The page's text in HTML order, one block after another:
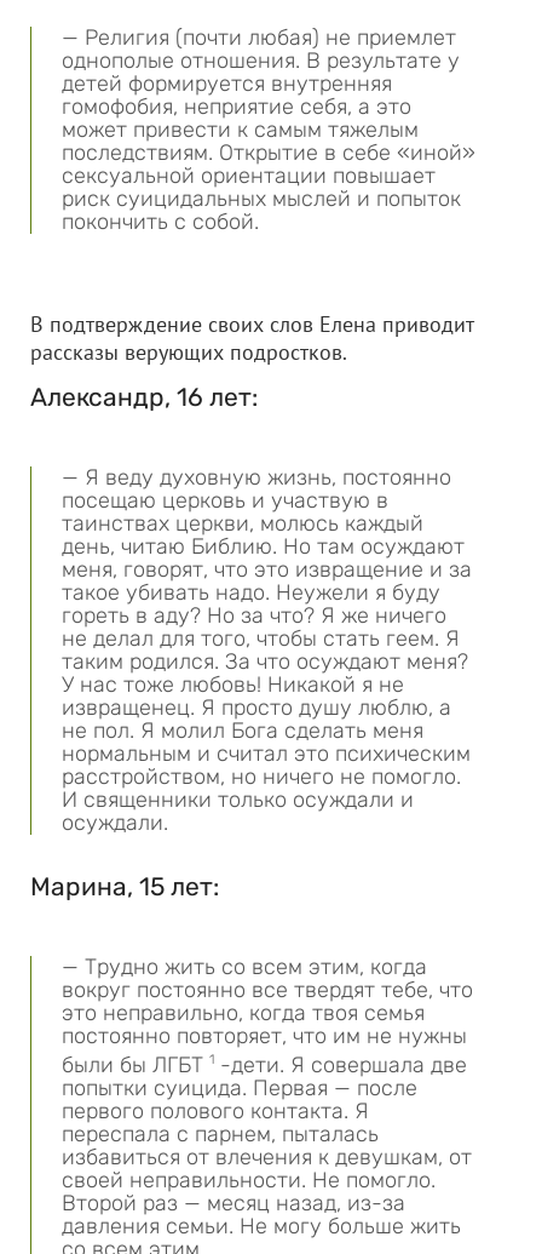
— Религия (почти любая) не приемлет
однополые отношения. В результате у
детей формируется внутренняя
гомофобия, неприятие себя, а это
может привести к самым тяжелым
последствиям. Открытие в себе «иной»
сексуальной ориентации повышает
риск суицидальных мыслей и попыток
покончить с собой.
В подтверждение своих слов Елена приводит
рассказы верующих подростков.
Александр, 16 лет:
— Я веду духовную жизнь, постоянно
посещаю церковь и участвую в
таинствах церкви, молюсь каждый
день, читаю Библию. Но там осуждают
меня, говорят, что это извращение и за
такое убивать надо. Неужели я буду
гореть в аду? Но за что? Я же ничего
не делал для того, чтобы стать геем. Я
таким родился. За что осуждают меня?
У нас тоже любовь! Никакой я не
извращенец. Я просто душу люблю, а
не пол. Я молил Бога сделать меня
нормальным и считал это психическим
расстройством, но ничего не помогло.
И священники только осуждали и
осуждали.
Марина, 15 лет:
— Трудно жить со всем этим, когда
вокруг постоянно все твердят тебе, что
это неправильно, когда твоя семья
постоянно повторяет, что им не нужны
были бы ЛГБТ 1 -дети. Я совершала две
попытки суицида. Первая — после
первого полового контакта. Я
переспала с парнем, пыталась
избавиться от влечения к девушкам, от
своей неправильности. Не помогло.
Второй раз — месяц назад, из-за
давления семьи. Не могу больше жить